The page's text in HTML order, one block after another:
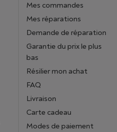
Mes commandes
Mes réparations
Demande de réparation
Garantie du prix le plus
bas
Résilier mon achat
FAQ
Livraison
Carte cadeau
Modes de paiement